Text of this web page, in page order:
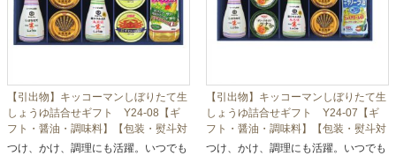
【引出物】キッコーマンしぼりたて生
しょうゆ詰合せギフト Y24-08【ギ
フト・醤油・調味料】【包装・熨斗対
応】
つけ、かけ、調理にも活躍。いつでも
【引出物】キッコーマンしぼりたて生
しょうゆ詰合せギフト Y24-07【ギ
フト・醤油・調味料】【包装・熨斗対
応】
つけ、かけ、調理にも活躍。いつでも